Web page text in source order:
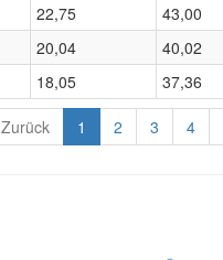
22,75
43,00
20,04
40,02
18,05
37,36
Zurück 1 2 3 4